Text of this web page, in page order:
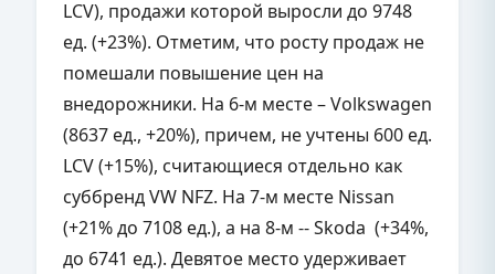
LCV), продажи которой выросли до 9748
ед. (+23%). Отметим, что росту продаж не
помешали повышение цен на
внедорожники. На 6-м месте – Volkswagen
(8637 ед., +20%), причем, не учтены 600 ед.
LCV (+15%), считающиеся отдельно как
суббренд VW NFZ. На 7-м месте Nissan
(+21% до 7108 ед.), а на 8-м -- Skoda (+34%,
до 6741 ед.). Девятое место удерживает